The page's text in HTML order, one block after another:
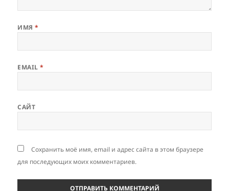
ИМЯ*
EMAIL*
САЙТ
Сохранить моё имя, email и адрес сайта в этом браузере
для последующих моих комментариев.